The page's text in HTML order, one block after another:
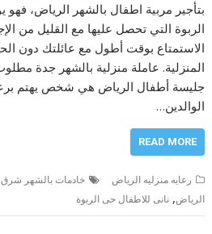
بتأجير مربية اطفال بالشهر الرياض،
الربوة التي تحصل عليها مع القليل من
الاستمتاع بوقت أطول مع عائلتك دون
المنزلية. عاملة منزلية بالشهر جدة
جليسة أطفال الرياض هي شخص يهتم
الوالدين…
READ MORE
رعايه منزليه الرياض خادمات بالشهر شرق
الرياض,نانى للاطفال حى الربوة